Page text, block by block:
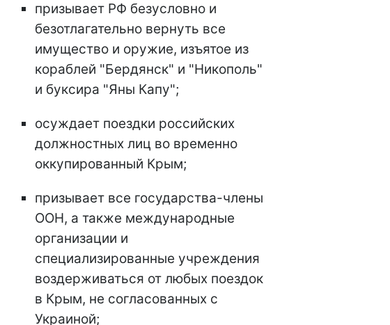
призывает РФ безусловно и
безотлагательно вернуть все
имущество и оружие, изъятое из
кораблей "Бердянск" и "Никополь"
и буксира "Яны Капу";
осуждает поездки российских
должностных лиц во временно
оккупированный Крым;
призывает все государства-члены
ООН, а также международные
организации и
специализированные учреждения
воздерживаться от любых поездок
в Крым, не согласованных с
Украиной;